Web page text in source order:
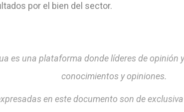
por el bien del sector.
es una plataforma donde líderes de opinión
conocimientos y opiniones.
en este documento son de